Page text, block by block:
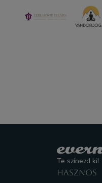
Te színezd ki!
HASZNOS